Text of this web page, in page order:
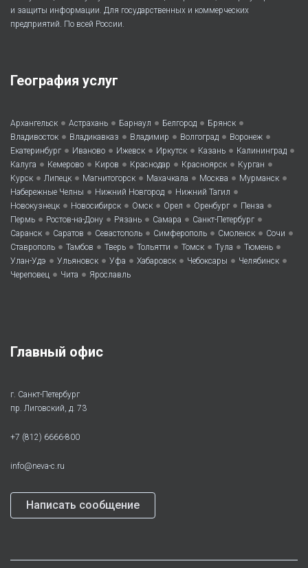
и защиты информации. Для государственных и коммерческих
предприятий. По всей России.
География услуг
Архангельск • Астрахань • Барнаул • Белгород • Брянск •
Владивосток • Владикавказ • Владимир • Волгоград • Воронеж •
Екатеринбург • Иваново • Ижевск • Иркутск • Казань • Калининград •
Калуга • Кемерово • Киров • Краснодар • Красноярск • Курган •
Курск • Липецк • Магнитогорск • Махачкала • Москва • Мурманск •
Набережные Челны • Нижний Новгород • Нижний Тагил •
Новокузнецк • Новосибирск • Омск • Орел • Оренбург • Пенза •
Пермь • Ростов-на-Дону • Рязань • Самара • Санкт-Петербург •
Саранск • Саратов • Севастополь • Симферополь • Смоленск • Сочи •
Ставрополь • Тамбов • Тверь • Тольятти • Томск • Тула • Тюмень •
Улан-Удэ • Ульяновск • Уфа • Хабаровск • Чебоксары • Челябинск •
Череповец • Чита • Ярославль
Главный офис
г. Санкт-Петербург
пр. Лиговский, д. 73
+7 (812) 6666-800
info@neva-c.ru
Написать сообщение